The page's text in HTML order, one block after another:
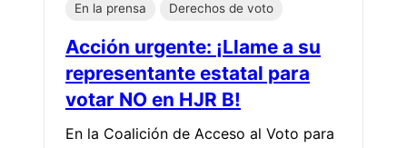
En la prensa Derechos de voto
Acción urgente: ¡Llame a su
representante estatal para
votar NO en HJR B!
En la Coalición de Acceso al Voto para